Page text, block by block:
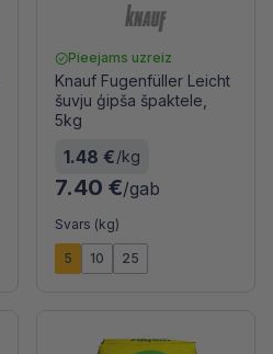
Pieejams uzreiz
Knauf Fugenfüller Leicht
šuvju ģipša špaktele,
5kg
1.48 €/kg
7.40 €/gab
Svars (kg)
5 10 25